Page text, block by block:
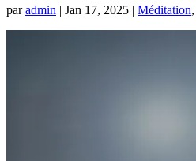
paradmin | Jan 17, 2025 | Méditation,